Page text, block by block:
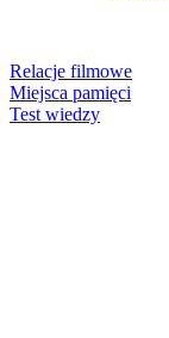
Relacje filmowe
Miejsca pamięci
Test wiedzy